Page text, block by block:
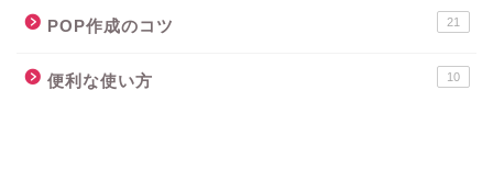
POP作成のコツ 21
便利な使い方 10